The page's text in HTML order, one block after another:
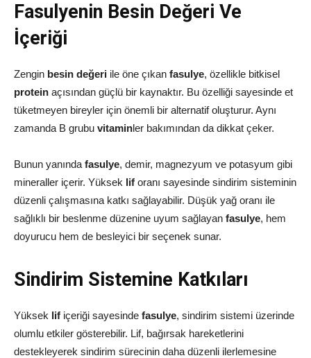
Fasulyenin Besin Değeri Ve
İçeriği
Zengin besin değeri ile öne çıkan fasulye, özellikle bitkisel
protein açısından güçlü bir kaynaktır. Bu özelliği sayesinde et
tüketmeyen bireyler için önemli bir alternatif oluşturur. Aynı
zamanda B grubu vitaminler bakımından da dikkat çeker.
Bunun yanında fasulye, demir, magnezyum ve potasyum gibi
mineraller içerir. Yüksek lif oranı sayesinde sindirim sisteminin
düzenli çalışmasına katkı sağlayabilir. Düşük yağ oranı ile
sağlıklı bir beslenme düzenine uyum sağlayan fasulye, hem
doyurucu hem de besleyici bir seçenek sunar.
Sindirim Sistemine Katkıları
Yüksek lif içeriği sayesinde fasulye, sindirim sistemi üzerinde
olumlu etkiler gösterebilir. Lif, bağırsak hareketlerini
destekleyerek sindirim sürecinin daha düzenli ilerlemesine